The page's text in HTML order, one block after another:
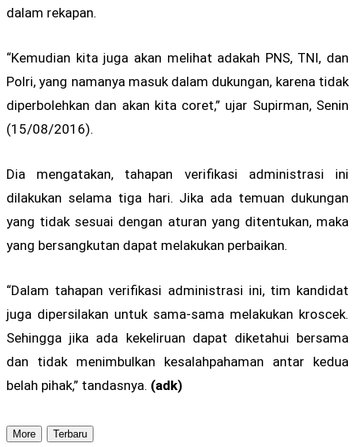
dalam rekapan.
“Kemudian kita juga akan melihat adakah PNS, TNI, dan
Polri, yang namanya masuk dalam dukungan, karena tidak
diperbolehkan dan akan kita coret,” ujar Supirman, Senin
(15/08/2016).
Dia mengatakan, tahapan verifikasi administrasi ini
dilakukan selama tiga hari. Jika ada temuan dukungan
yang tidak sesuai dengan aturan yang ditentukan, maka
yang bersangkutan dapat melakukan perbaikan.
“Dalam tahapan verifikasi administrasi ini, tim kandidat
juga dipersilakan untuk sama-sama melakukan kroscek.
Sehingga jika ada kekeliruan dapat diketahui bersama
dan tidak menimbulkan kesalahpahaman antar kedua
belah pihak,” tandasnya. (adk)
More Terbaru